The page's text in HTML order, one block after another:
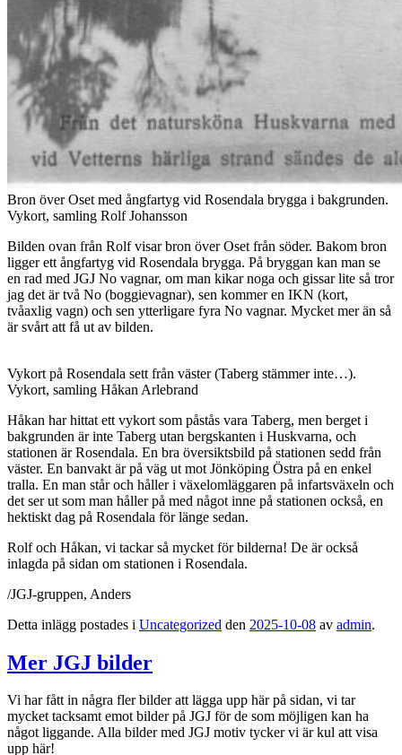
Bron över Oset med ångfartyg vid Rosendala brygga i bakgrunden.
Vykort, samling Rolf Johansson
Bilden ovan från Rolf visar bron över Oset från söder. Bakom bron
ligger ett ångfartyg vid Rosendala brygga. På bryggan kan man se
en rad med JGJ No vagnar, om man kikar noga och gissar lite så tror
jag det är två No (boggievagnar), sen kommer en IKN (kort,
tvåaxlig vagn) och sen ytterligare fyra No vagnar. Mycket mer än så
är svårt att få ut av bilden.
Vykort på Rosendala sett från väster (Taberg stämmer inte…).
Vykort, samling Håkan Arlebrand
Håkan har hittat ett vykort som påstås vara Taberg, men berget i
bakgrunden är inte Taberg utan bergskanten i Huskvarna, och
stationen är Rosendala. En bra översiktsbild på stationen sedd från
väster. En banvakt är på väg ut mot Jönköping Östra på en enkel
tralla. En man står och håller i växelomläggaren på infartsväxeln och
det ser ut som man håller på med något inne på stationen också, en
hektiskt dag på Rosendala för länge sedan.
Rolf och Håkan, vi tackar så mycket för bilderna! De är också
inlagda på sidan om stationen i Rosendala.
/JGJ-gruppen, Anders
Detta inlägg postades i Uncategorized den 2025-10-08 av admin.
Mer JGJ bilder
Vi har fått in några fler bilder att lägga upp här på sidan, vi tar
mycket tacksamt emot bilder på JGJ för de som möjligen kan ha
något liggande. Alla bilder med JGJ motiv tycker vi är kul att visa
upp här!